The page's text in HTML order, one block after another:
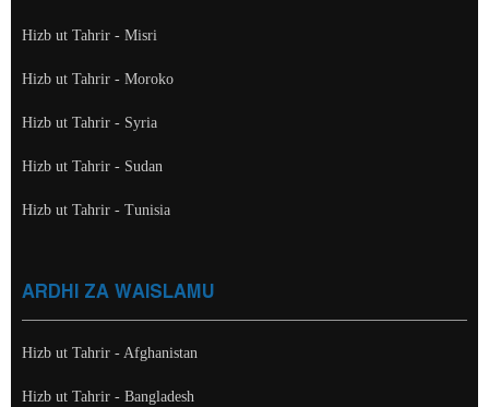
Hizb ut Tahrir - Misri
Hizb ut Tahrir - Moroko
Hizb ut Tahrir - Syria
Hizb ut Tahrir - Sudan
Hizb ut Tahrir - Tunisia
ARDHI ZA WAISLAMU
Hizb ut Tahrir - Afghanistan
Hizb ut Tahrir - Bangladesh